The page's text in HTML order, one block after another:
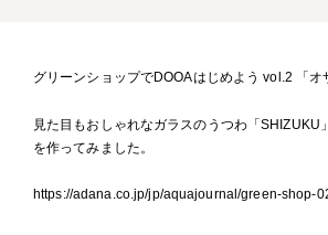
グリーンショップでDOOAはじめよう vol.2 「オ
見た目もおしゃれなガラスのうつわ「SHIZUKU
を作ってみました。
https://adana.co.jp/jp/aquajournal/green-shop-